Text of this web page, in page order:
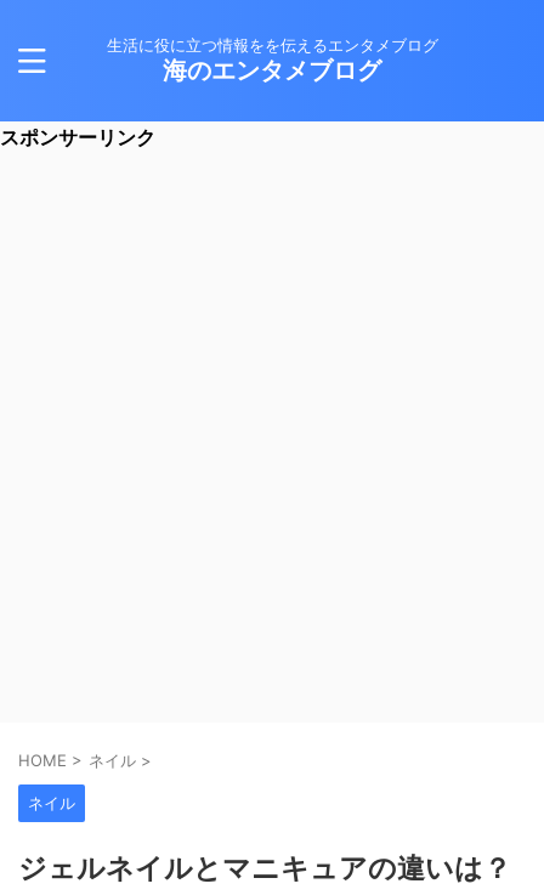
生活に役に立つ情報をを伝えるエンタメブログ
海のエンタメブログ
スポンサーリンク
HOME > ネイル >
ネイル
ジェルネイルとマニキュアの違いは？